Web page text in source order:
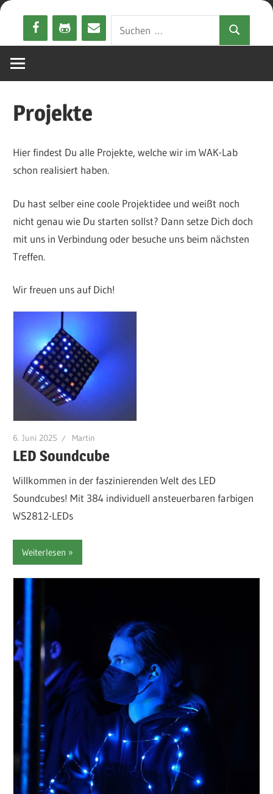
Zum
springen
Suchen
Projekte
Hier findest Du alle Projekte, welche wir im WAK-Lab
schon realisiert haben.
Du hast selber eine coole Projektidee und weißt noch
nicht genau wie Du starten sollst? Dann setze Dich doch
mit uns in Verbindung oder besuche uns beim nächsten
Treffen.
Wir freuen uns auf Dich!
6. Juni 2025 Martin
LED Soundcube
Willkommen in der faszinierenden Welt des LED
Soundcubes! Mit 384 individuell ansteuerbaren farbigen
WS2812-LEDs
Weiterlesen